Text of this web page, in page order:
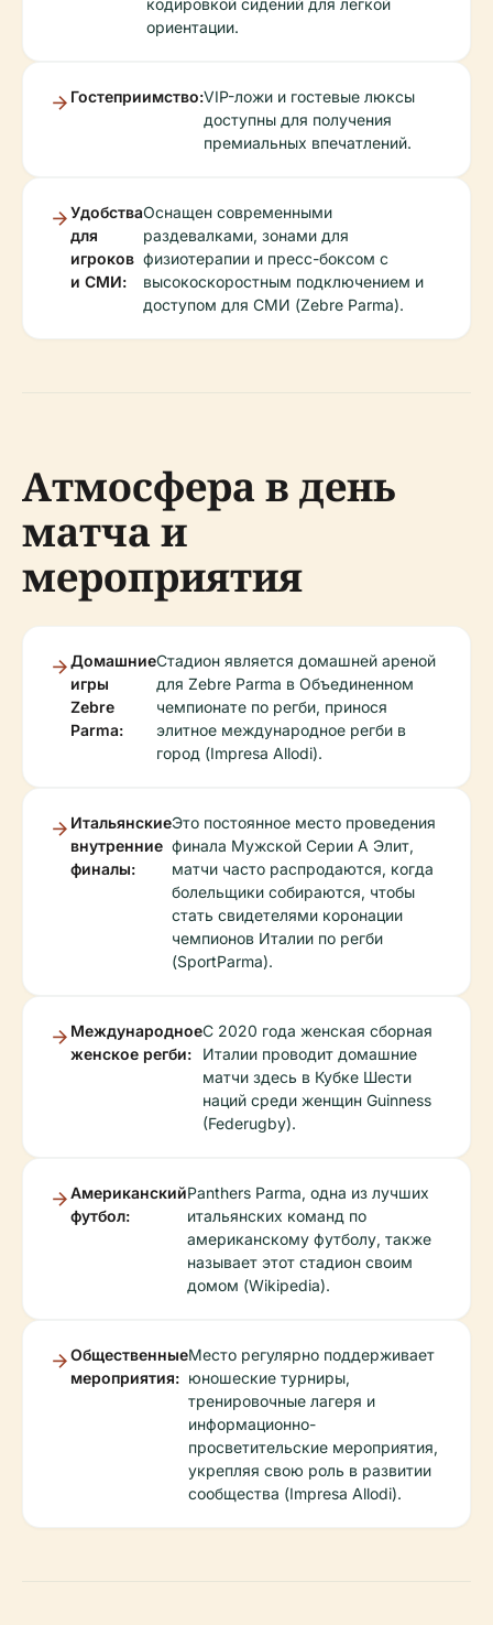
ориентации.
Гостеприимство:VIP-ложи и гостевые люксы
доступны для получения
премиальных впечатлений.
Удобства
для
игроков
и СМИ:
Оснащен современными
раздевалками, зонами для
физиотерапии и пресс-боксом с
высокоскоростным подключением и
доступом для СМИ (Zebre Parma).
Атмосфера в день
матча и
мероприятия
Домашние
игры
Zebre
Parma:
Стадион является домашней ареной
для Zebre Parma в Объединенном
чемпионате по регби, принося
элитное международное регби в
город (Impresa Allodi).
Итальянские
внутренние
финалы:
Это постоянное место проведения
финала Мужской Серии А Элит,
матчи часто распродаются, когда
болельщики собираются, чтобы
стать свидетелями коронации
чемпионов Италии по регби
(SportParma).
Международное
женское регби:
С 2020 года женская сборная
Италии проводит домашние
матчи здесь в Кубке Шести
наций среди женщин Guinness
(Federugby).
Американский
футбол:
Panthers Parma, одна из лучших
итальянских команд по
американскому футболу, также
называет этот стадион своим
домом (Wikipedia).
Общественные
мероприятия:
Место регулярно поддерживает
юношеские турниры,
тренировочные лагеря и
информационно-
просветительские мероприятия,
укрепляя свою роль в развитии
сообщества (Impresa Allodi).